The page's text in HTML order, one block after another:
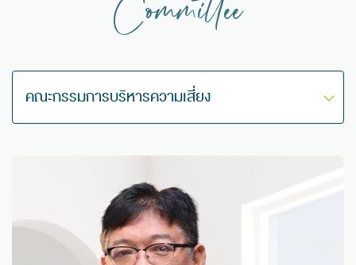
คณะกรรมการบริหารความเสี่ยง